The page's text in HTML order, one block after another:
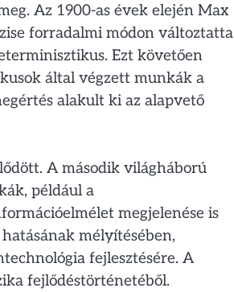
Az 1900-as évek elején Max
forradalmi módon változtatta
Ezt követően
által végzett munkák a
alakult ki az alapvető
A második világháború
például a
megjelenése is
mélyítésében,
fejlesztésére. A
fejlődéstörténetéből.